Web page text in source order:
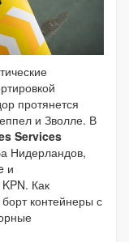
протянется
и Зволле. В
Services
Нидерландов,
и
Как
контейнеры с